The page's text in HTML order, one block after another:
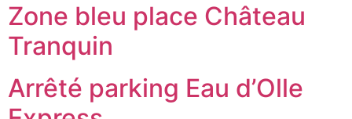
Zone bleu place Château
Tranquin
Arrêté parking Eau d’Olle